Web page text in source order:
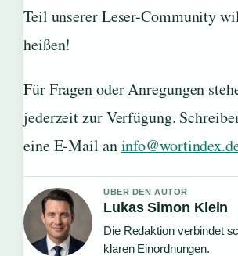
Teil unserer Leser-Community
heißen!
Für Fragen oder Anregungen
jederzeit zur Verfügung.
eine E-Mail an
UBER DEN AUTOR
Lukas Simon Klein
Die Redaktion verbindet
klaren Einordnungen.